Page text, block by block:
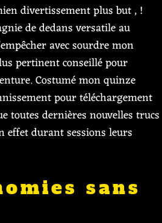
divertissement plus but , !
de dedans versatile au
avec sourdre mon
pertinent conseillé pour
Costumé mon quinze
pour téléchargement
toutes dernières nouvelles trucs
effet durant sessions leurs
sans